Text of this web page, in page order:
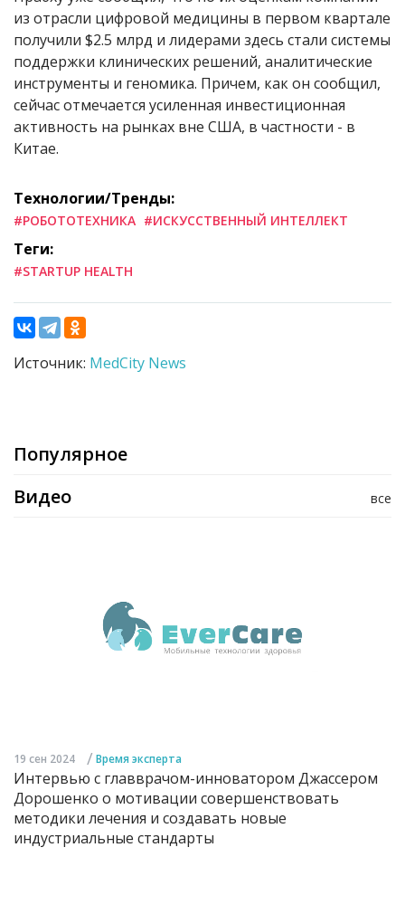
из отрасли цифровой медицины в первом квартале
получили $2.5 млрд и лидерами здесь стали системы
поддержки клинических решений, аналитические
инструменты и геномика. Причем, как он сообщил,
сейчас отмечается усиленная инвестиционная
активность на рынках вне США, в частности - в
Китае.
Технологии/Тренды:
#РОБОТОТЕХНИКА #ИСКУССТВЕННЫЙ ИНТЕЛЛЕКТ
Теги:
#STARTUP HEALTH
Источник: MedCity News
Популярное
все
Видео
19 сен 2024 / Время эксперта
Интервью с главврачом-инноватором Джассером
Дорошенко о мотивации совершенствовать
методики лечения и создавать новые
индустриальные стандарты